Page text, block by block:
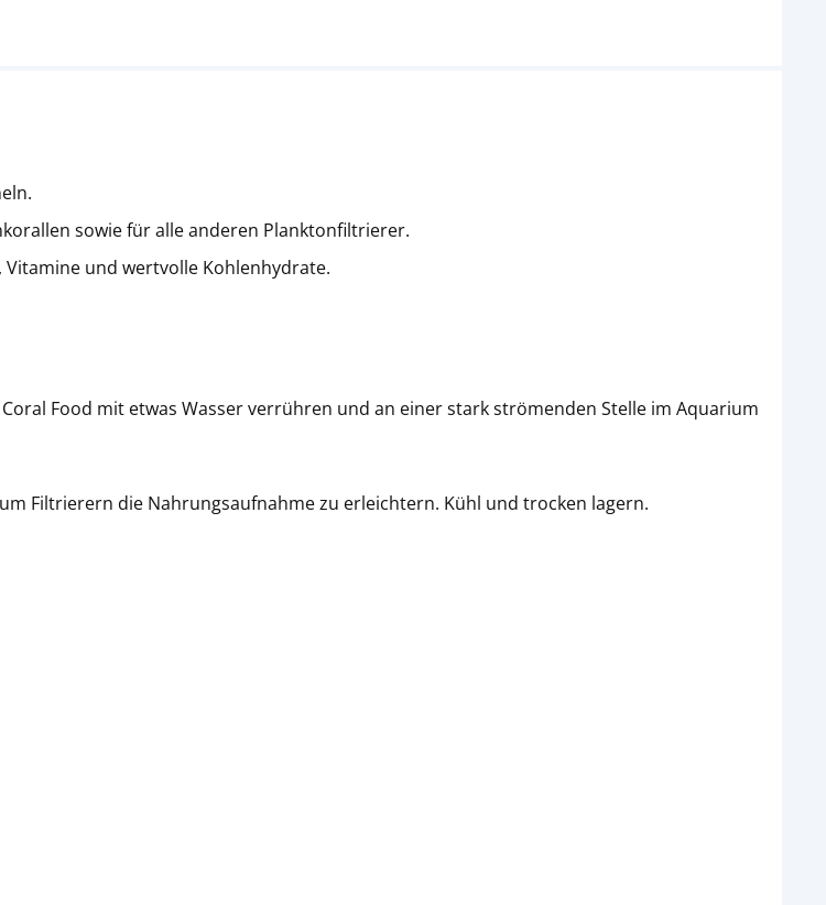
sowie für alle anderen Planktonfiltrierer.
und wertvolle Kohlenhydrate.
Food mit etwas Wasser verrühren und an einer stark strömenden Stelle im Aquarium
Filtrierern die Nahrungsaufnahme zu erleichtern. Kühl und trocken lagern.